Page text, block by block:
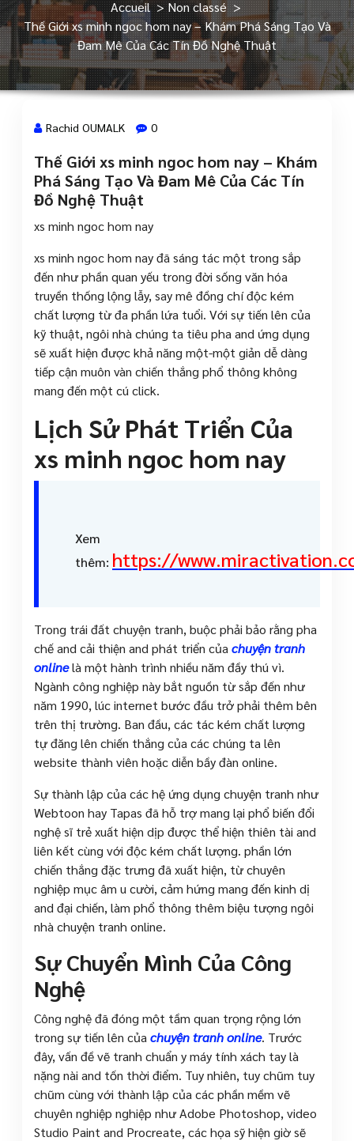
Accueil>Non classé>
Thế Giới xs minh ngoc hom nay – Khám Phá Sáng Tạo Và
Đam Mê Của Các Tín Đồ Nghệ Thuật
28 Juin, 2024
Rachid OUMALK 0
Thế Giới xs minh ngoc hom nay – Khám
Phá Sáng Tạo Và Đam Mê Của Các Tín
Đồ Nghệ Thuật
xs minh ngoc hom nay
xs minh ngoc hom nay đã sáng tác một trong sắp
đến như phần quan yếu trong đời sống văn hóa
truyền thống lộng lẫy, say mê đồng chí độc kém
chất lượng từ đa phần lứa tuổi. Với sự tiến lên của
kỹ thuật, ngôi nhà chúng ta tiêu pha and ứng dụng
sẽ xuất hiện được khả năng một-một giản dễ dàng
tiếp cận muôn vàn chiến thắng phổ thông không
mang đến một cú click.
Lịch Sử Phát Triển Của
xs minh ngoc hom nay
Xem
thêm: https://
Trong trái đất chuyện tranh, buộc phải bảo rằng pha
chế and cải thiện and phát triển của chuyện tranh
onlinelà một hành trình nhiều năm đầy thú vì.
Ngành công nghiệp này bắt nguồn từ sắp đến như
năm 1990, lúc internet bước đầu trở phải thêm bên
trên thị trường. Ban đầu, các tác kém chất lượng
tự đăng lên chiến thắng của các chúng ta lên
website thành viên hoặc diễn bầy đàn online.
Sự thành lập của các hệ ứng dụng chuyện tranh như
Webtoon hay Tapas đã hỗ trợ mang lại phổ biến đổi
nghệ sĩ trẻ xuất hiện dịp được thể hiện thiên tài and
liên kết cùng với độc kém chất lượng. phần lớn
chiến thắng đặc trưng đã xuất hiện, từ chuyên
nghiệp mục âm u cười, cảm hứng mang đến kinh dị
and đại chiến, làm phổ thông thêm biệu tượng ngôi
nhà chuyện tranh online.
Sự Chuyển Mình Của Công
Nghệ
Công nghệ đã đóng một tầm quan trọng rộng lớn
trong sự tiến lên của chuyện tranh online. Trước
đây, vấn đề vẽ tranh chuẩn y máy tính xách tay là
nặng nài and tốn thời điểm. Tuy nhiên, tuy chũm tuy
chũm cùng với thành lập của các phần mềm vẽ
chuyên nghiệp nghiệp như Adobe Photoshop, video
Studio Paint and Procreate, các họa sỹ hiện giờ sẽ